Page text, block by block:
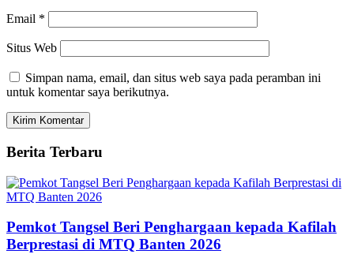
Email *
Situs Web
Simpan nama, email, dan situs web saya pada peramban ini
untuk komentar saya berikutnya.
Berita Terbaru
Pemkot Tangsel Beri Penghargaan kepada Kafilah
Berprestasi di MTQ Banten 2026